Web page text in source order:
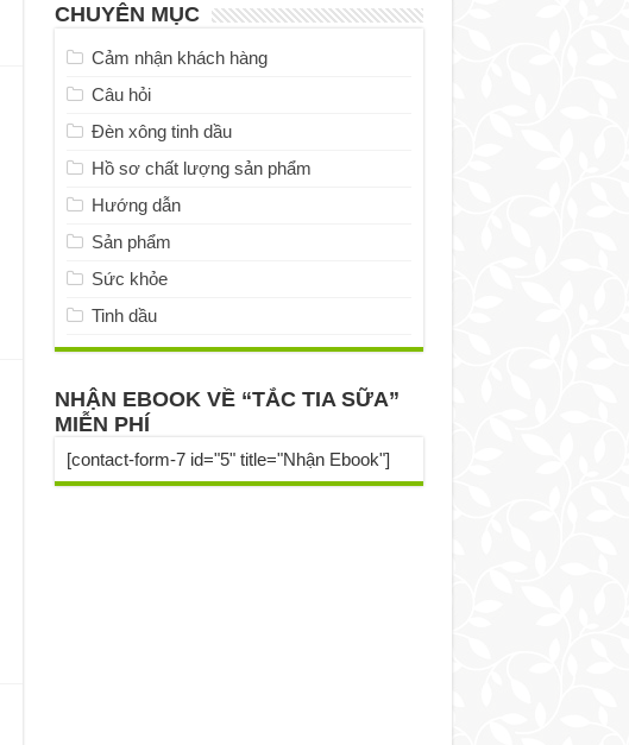
CHUYÊN MỤC
Cảm nhận khách hàng
Câu hỏi
Đèn xông tinh dầu
Hồ sơ chất lượng sản phẩm
Hướng dẫn
Sản phẩm
Sức khỏe
Tinh dầu
NHẬN EBOOK VỀ “TẮC TIA SỮA”
MIỄN PHÍ
[contact-form-7 id="5" title="Nhận Ebook"]